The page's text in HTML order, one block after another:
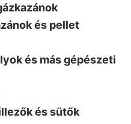
és pellet
és más gépészeti
és sütők